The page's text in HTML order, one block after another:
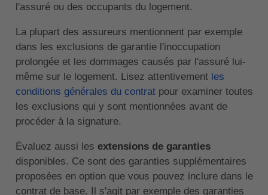
l'assuré ou des occupants du logement.
La plupart des assureurs mentionnent par exemple
dans les exclusions de garantie l'inoccupation
prolongée et les dommages causés par l'assuré lui-
même sur le logement. Lisez attentivement les
conditions générales du contratpour examiner toutes
les exclusions qui y sont mentionnées avant de
procéder à la signature.
Évaluez aussi les extensions de garanties
disponibles. Ce sont des garanties supplémentaires
proposées en option que vous pouvez inclure dans le
contrat de base. Il s'agit par exemple des garanties